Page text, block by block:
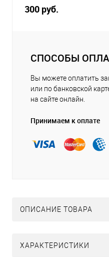
300 руб.
СПОСОБЫ
Вы можете оплатить
или по банковской
на сайте онлайн.
Принимаем к оплате
ОПИСАНИЕ ТОВАРА
ХАРАКТЕРИСТИКИ